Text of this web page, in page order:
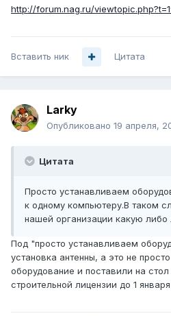
http://forum.nag.ru/
Вставить ник Цитата
Larky
Опубликовано 19 апреля,
Цитата
Просто устанавливаем
к одному компьютеру.В таком
нашей организации какую либо
Под "просто устанавливаем
установка антенны, а это не
оборудование и поставили на стол
строительной лицензии до 1